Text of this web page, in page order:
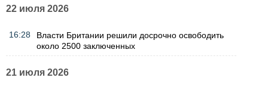
22 июля 2026
16:28
Власти Британии решили досрочно освободить
около 2500 заключенных
21 июля 2026